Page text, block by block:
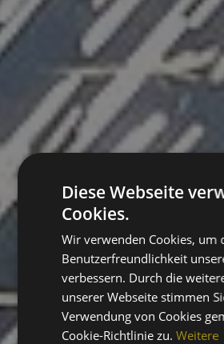
Diese Webseite
Cookies.
Wir verwenden Cookies, um
Benutzerfreundlichkeit
verbessern. Durch die
unserer Webseite stimmen
Verwendung von Cookies
Cookie-Richtlinie zu. Weitere